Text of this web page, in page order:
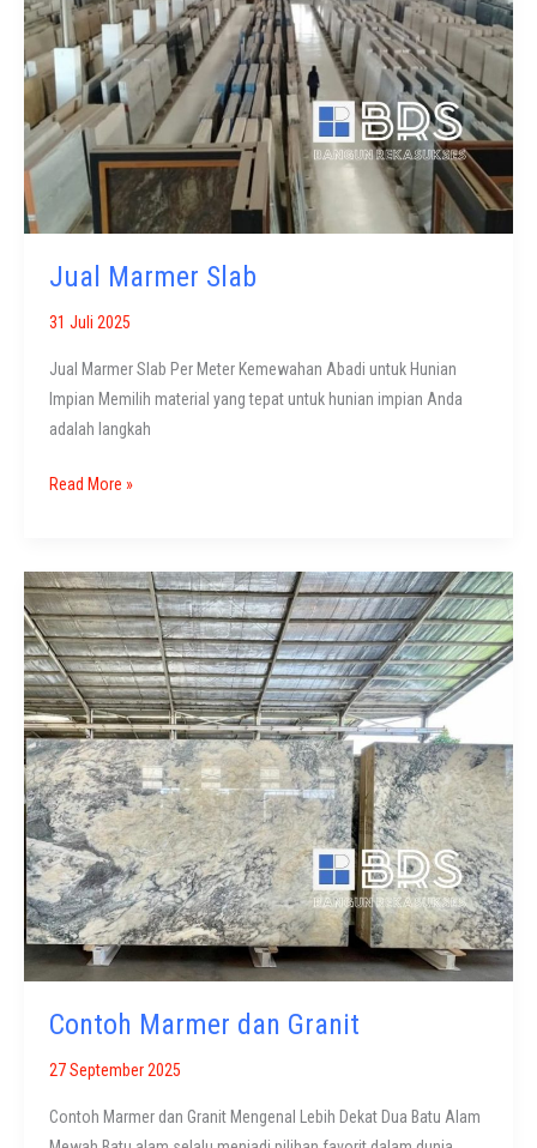
Jual Marmer Slab
31 Juli 2025
Jual Marmer Slab Per Meter Kemewahan Abadi untuk Hunian
Impian Memilih material yang tepat untuk hunian impian Anda
adalah langkah
Jual
Read More »
Contoh Marmer dan Granit
27 September 2025
Contoh Marmer dan Granit Mengenal Lebih Dekat Dua Batu Alam